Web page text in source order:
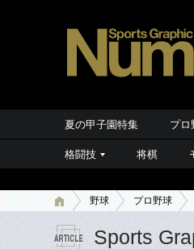
夏の甲子園特集 プロ
格闘技 将棋
野球 プロ野球
Sports